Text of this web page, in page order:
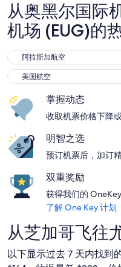
从奥黑尔国际
机场 (EUG)的
阿拉斯加航空
阿拉斯加航空
美国航空
美国航空
掌握动态
收取机票价格下降
明智之选
预订机票后，加订
双重奖励
获得我们的
了解 One Key 计划
从芝加哥飞往
以下显示过去 7 天内找到